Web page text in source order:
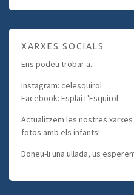
XARXES SOCIALS
Ens podeu trobar a...
Instagram: celesquirol
Facebook: Esplai L'Esquirol
Actualitzem les nostres
fotos amb els infants!
Doneu-li una ullada, us